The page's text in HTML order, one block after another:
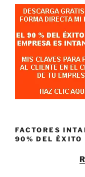
FACTORES
90% DEL ÉXITO